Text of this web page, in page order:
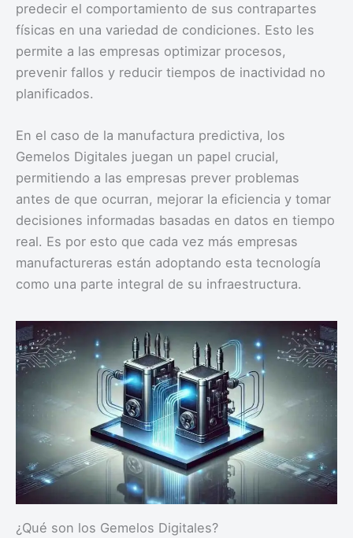
predecir el comportamiento de sus contrapartes
físicas en una variedad de condiciones. Esto les
permite a las empresas optimizar procesos,
prevenir fallos y reducir tiempos de inactividad no
planificados.
En el caso de la manufactura predictiva, los
Gemelos Digitales juegan un papel crucial,
permitiendo a las empresas prever problemas
antes de que ocurran, mejorar la eficiencia y tomar
decisiones informadas basadas en datos en tiempo
real. Es por esto que cada vez más empresas
manufactureras están adoptando esta tecnología
como una parte integral de su infraestructura.
¿Qué son los Gemelos Digitales?